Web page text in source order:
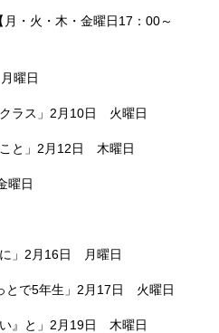
月・火・木・金曜日17：00～
曜日
ラス」2月10日 火曜日
と」2月12日 木曜日
曜日
」2月16日 月曜日
とで5年生」2月17日 火曜日
』と」2月19日 木曜日